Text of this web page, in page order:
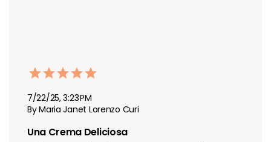
7/22/25, 3:23 PM
By Maria Janet Lorenzo Curi
Una Crema Deliciosa